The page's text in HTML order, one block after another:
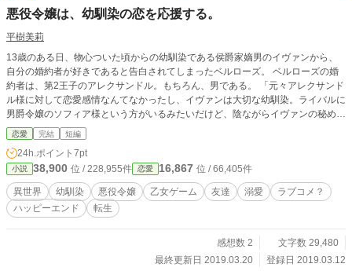
悪役令嬢は、幼馴染の恋を応援する。
平樹美莉
13歳のある日、物心ついた頃からの幼馴染である侯爵家嫡男のイヴァンから、
自分の婚約者が好きであると告白されてしまったベルローズ。 ベルローズの婚
約者は、第2王子のアレクサンドル。もちろん、男である。 「元々アレクサンド
ル様に対して恋愛感情なんてなかったし、イヴァンは大切な幼馴染。ライバルに
男爵令嬢のソフィア様という方がいるみたいだけど、陰ながらイヴァンの秘めた
恋心、応援してあげましょう！」 というベルローズ。 実はその裏側で、自分達
の愛する人との未来のために、転生者である幼馴染イヴァンとライバルのヒロイ
ンソフィアが手を組んでいて……！？ ※別サイトに投稿した作品（完結済）を
改稿して投稿する予定です。話の流れは変えていませんが、視点や話を増やした
りしています。全12話ですが、さらに増えていくかもしれません。
恋愛 完結 短編
24h.ポイント 7pt
小説 38,900 位 / 228,955件 恋愛 16,867 位 / 66,405件
異世界 幼馴染 悪役令嬢 乙女ゲーム 友達 溺愛
ラブコメ？
ハッピーエンド
転生
感想数 2
文字数 29,480
最終更新日 2019.03.20
登録日 2019.03.12